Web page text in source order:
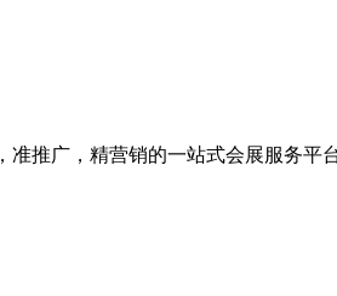
推广，精营销的一站式会展服务平